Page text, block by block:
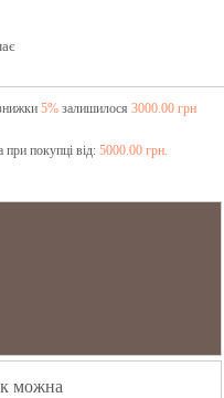
5%залишилося 3000.00 грн
при покупці від: 5000.00 грн.
можна